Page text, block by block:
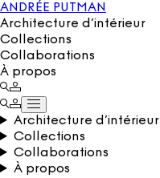
ANDRÉE PUTMAN
Architecture d’intérieur
Collections
Collaborations
À propos
Architecture d’intérieur
Collections
Collaborations
À propos